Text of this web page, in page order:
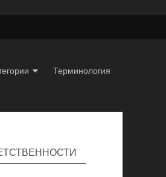
Терминология